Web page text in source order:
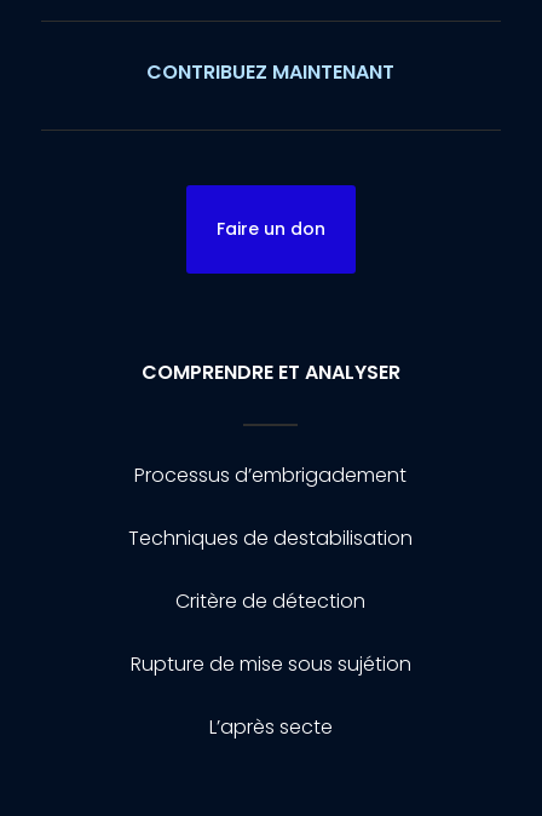
CONTRIBUEZ MAINTENANT
Faire un don
COMPRENDRE ET ANALYSER
Processus d’embrigadement
Techniques de destabilisation
Critère de détection
Rupture de mise sous sujétion
L’après secte